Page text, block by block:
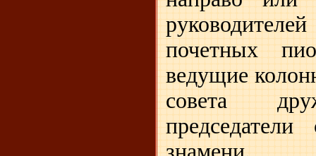
почетных
ведущие
совета